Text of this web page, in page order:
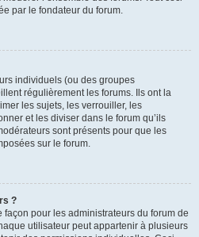
par le fondateur du forum.
individuels (ou des groupes
régulièrement les forums. Ils ont la
les sujets, les verrouiller, les
et les diviser dans le forum qu’ils
sont présents pour que les
sur le forum.
?
façon pour les administrateurs du forum de
utilisateur peut appartenir à plusieurs